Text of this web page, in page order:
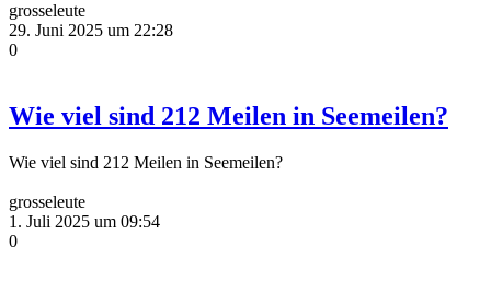
grosseleute
29. Juni 2025 um 22:28
0
Wie viel sind 212 Meilen in Seemeilen?
Wie viel sind 212 Meilen in Seemeilen?
grosseleute
1. Juli 2025 um 09:54
0